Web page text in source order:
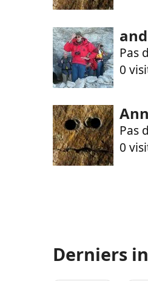
Pas
0
Pas
0
Derniers